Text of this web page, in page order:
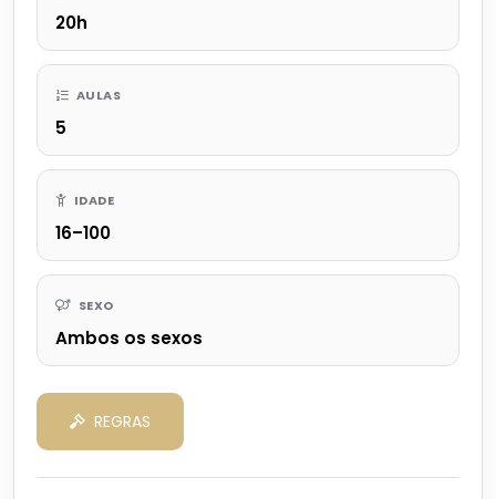
20h
AULAS
5
IDADE
16–100
SEXO
Ambos os sexos
REGRAS